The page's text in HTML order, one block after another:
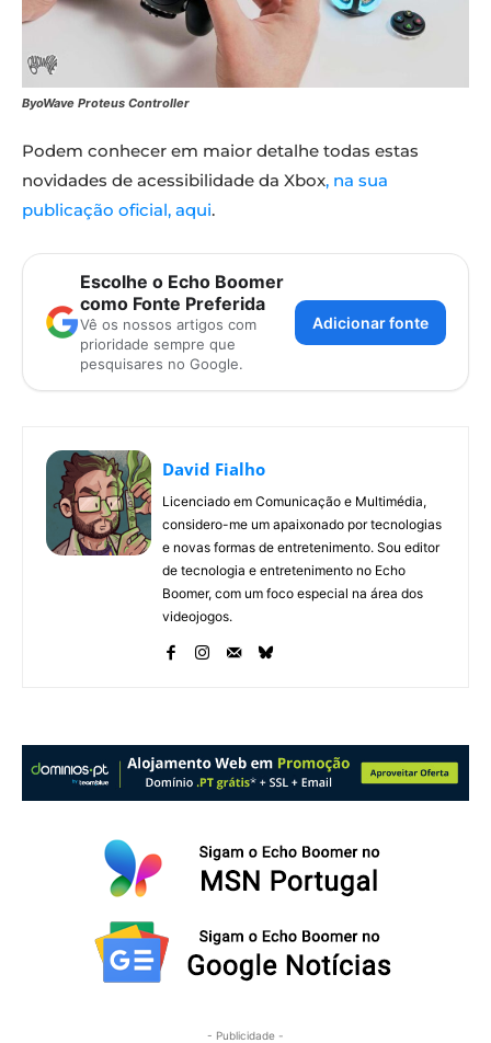
ByoWave Proteus Controller
Podem conhecer em maior detalhe todas estas
novidades de acessibilidade da Xbox, na sua
publicação oficial, aqui.
Escolhe o Echo Boomer
como Fonte Preferida
Vê os nossos artigos com
prioridade sempre que
pesquisares no Google.
Adicionar fonte
David Fialho
Licenciado em Comunicação e Multimédia,
considero-me um apaixonado por tecnologias
e novas formas de entretenimento. Sou editor
de tecnologia e entretenimento no Echo
Boomer, com um foco especial na área dos
videojogos.
- Publicidade -